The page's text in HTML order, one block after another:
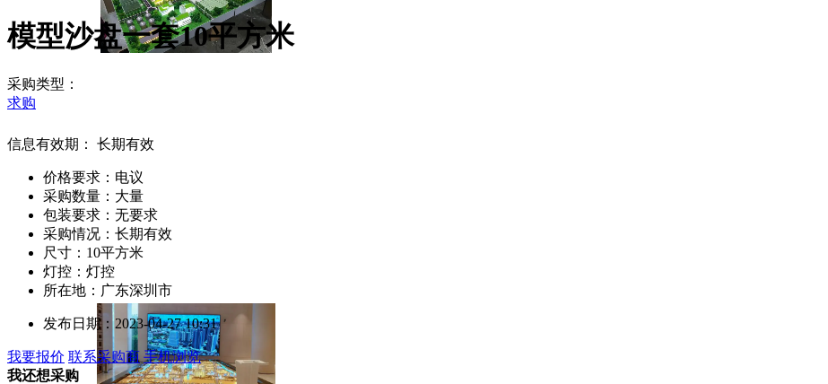
模型沙盘一套10平方米
采购类型：
求购
信息有效期： 长期有效
价格要求： 电议
采购数量： 大量
包装要求： 无要求
采购情况： 长期有效
尺寸： 10平方米
灯控： 灯控
所在地： 广东深圳市
发布日期：2023-04-27 10:31
我要报价 联系采购商 手机浏览
我还想采购